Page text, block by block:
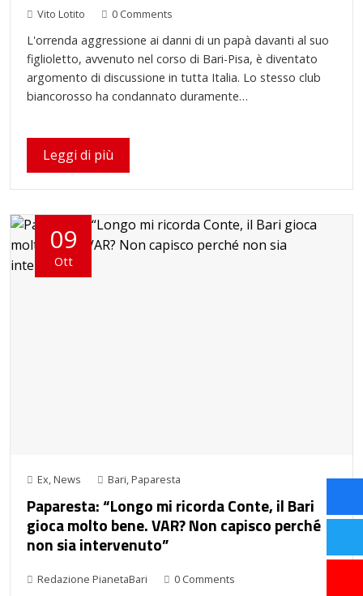
Vito Lotito 0 Comments
L'orrenda aggressione ai danni di un papà davanti al suo
figlioletto, avvenuto nel corso di Bari-Pisa, è diventato
argomento di discussione in tutta Italia. Lo stesso club
biancorosso ha condannato duramente…
Leggi di più
09
Ott
Ex News Bari Paparesta
Paparesta: “Longo mi ricorda Conte, il Bari
gioca molto bene. VAR? Non capisco perché
non sia intervenuto”
Redazione PianetaBari 0 Comments